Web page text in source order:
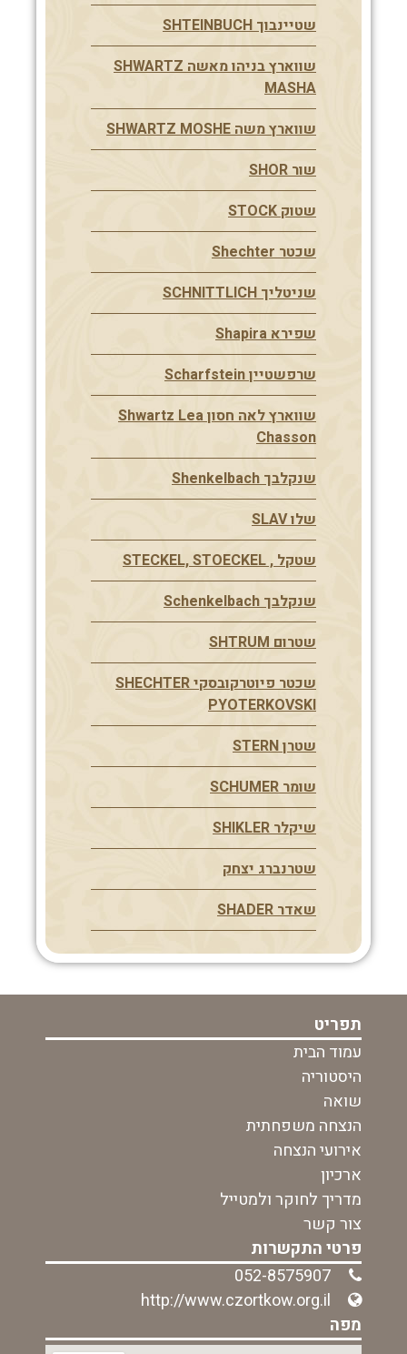
שטיינבוך SHTEINBUCH
שווארץ בניהו מאשה SHWARTZ
MASHA
שווארץ משה SHWARTZ MOSHE
שור SHOR
שטוק STOCK
שכטר Shechter
שניטליך SCHNITTLICH
שפירא Shapira
שרפשטיין Scharfstein
שווארץ לאה חסון Shwartz Lea
Chasson
שנקלבך Shenkelbach
שלו SLAV
שטקל , STECKEL, STOECKEL
שנקלבך Schenkelbach
שטרום SHTRUM
שכטר פיוטרקובסקי SHECHTER
PYOTERKOVSKI
שטרן STERN
שומר SCHUMER
שיקלר SHIKLER
שטרנברג יצחק
שאדר SHADER
תפריט
עמוד הבית
היסטוריה
שואה
הנצחה משפחתית
אירועי הנצחה
ארכיון
מדריך לחוקר ולמטייל
צור קשר
פרטי התקשרות
מפה